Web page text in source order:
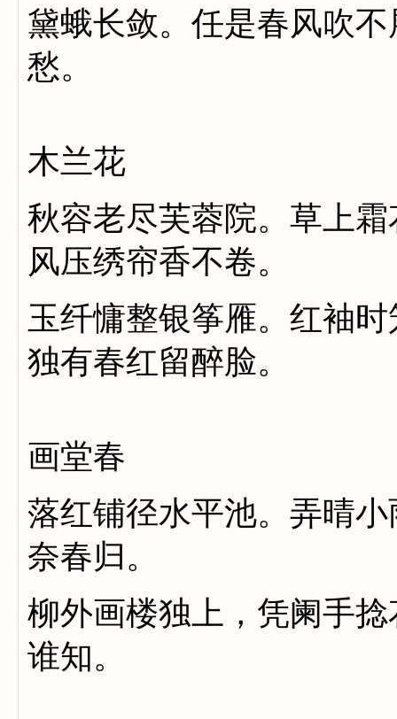
黛蛾长敛。任是春风吹
愁。
木兰花
秋容老尽芙蓉院。草上
风压绣帘香不卷。
玉纤慵整银筝雁。红袖
独有春红留醉脸。
画堂春
落红铺径水平池。弄晴
奈春归。
柳外画楼独上，凭阑手
谁知。